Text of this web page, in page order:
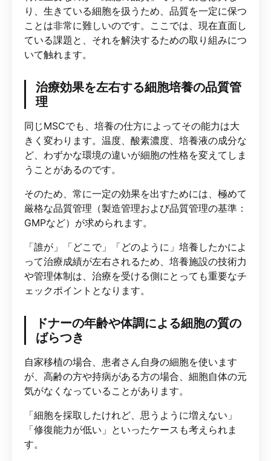
り、生きている細胞を扱うため、品質を一定に保つ
ことは非常に難しいのです。ここでは、現在直面し
ている課題と、それを解決するための取り組みにつ
いて触れます。
治療効果を左右する細胞培養の品質管
理
同じMSCでも、培養の仕方によってその能力は大
きく変わります。温度、酸素濃度、培養液の成分な
ど、わずかな環境の違いが細胞の性格を変えてしま
うことがあるのです。
そのため、常に一定の効果を出すためには、極めて
厳格な品質管理（製造管理および品質管理の基準：
GMPなど）が求められます。
「誰が」「どこで」「どのように」培養したかによ
って治療成績が左右されるため、培養施設の技術力
や管理体制は、治療を受ける側にとっても重要なチ
ェックポイントとなります。
ドナーの年齢や体調による細胞の質の
ばらつき
自家移植の場合、患者さん自身の細胞を使います
が、高齢の方や持病がある方の場合、細胞自体の元
気がなくなっていることがあります。
「細胞を採取したけれど、思うように増えない」
「修復能力が低い」といったケースも考えられま
す。